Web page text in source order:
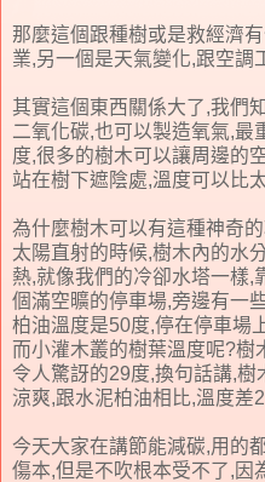
那麼這個跟種樹或是救經濟
業,另一個是天氣變化,跟空調
其實這個東西關係大了,我們
二氧化碳,也可以製造氧氣,最
度,很多的樹木可以讓周邊的
站在樹下遮陰處,溫度可以比
為什麼樹木可以有這種神奇
太陽直射的時候,樹木內的水
熱,就像我們的冷卻水塔一樣,
個滿空曠的停車場,旁邊有一
柏油溫度是50度,停在停車場
而小灌木叢的樹葉溫度呢?樹
令人驚訝的29度,換句話講,
涼爽,跟水泥柏油相比,溫度差
今天大家在講節能減碳,用的
傷本,但是不吹根本受不了,因